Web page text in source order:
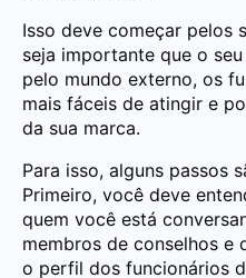
Isso deve começar pelos
seja importante que o
pelo mundo externo, os
mais fáceis de atingir e
da sua marca.
Para isso, alguns passos
Primeiro, você deve
quem você está
membros de conselhos e
o perfil dos funcionários